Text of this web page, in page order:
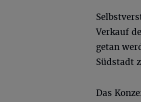
Verkauf
getan
Südstadt
Das